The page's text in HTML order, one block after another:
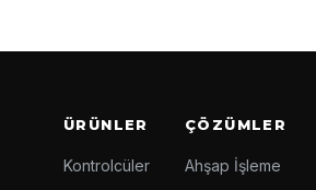
ÜRÜNLER
Kontrolcüler
ÇÖZÜMLER
Ahşap İşleme